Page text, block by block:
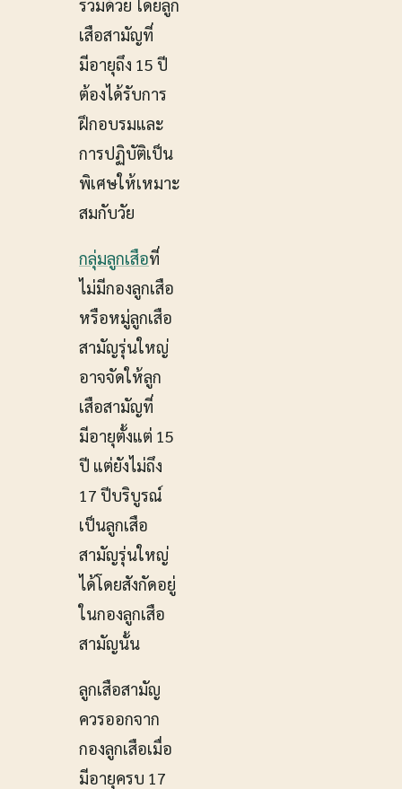
ร่วมด้วย โดยลูก
เสือสามัญที่
มีอายุถึง 15 ปี
ต้องได้รับการ
ฝึกอบรมและ
การปฏิบัติเป็น
พิเศษให้เหมาะ
สมกับวัย
กลุ่มลูกเสือที่
ไม่มีกองลูกเสือ
หรือหมู่ลูกเสือ
สามัญรุ่นใหญ่
อาจจัดให้ลูก
เสือสามัญที่
มีอายุตั้งแต่ 15
ปี แต่ยังไม่ถึง
17 ปีบริบูรณ์
เป็นลูกเสือ
สามัญรุ่นใหญ่
ได้โดยสังกัดอยู่
ในกองลูกเสือ
สามัญนั้น
ลูกเสือสามัญ
ควรออกจาก
กองลูกเสือเมื่อ
มีอายุครบ 17